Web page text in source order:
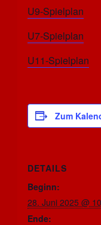
U9-Spielplan
U7-Spielplan
U11-Spielplan
Zum
DETAILS
Beginn:
28. Juni 2025 @
Ende: